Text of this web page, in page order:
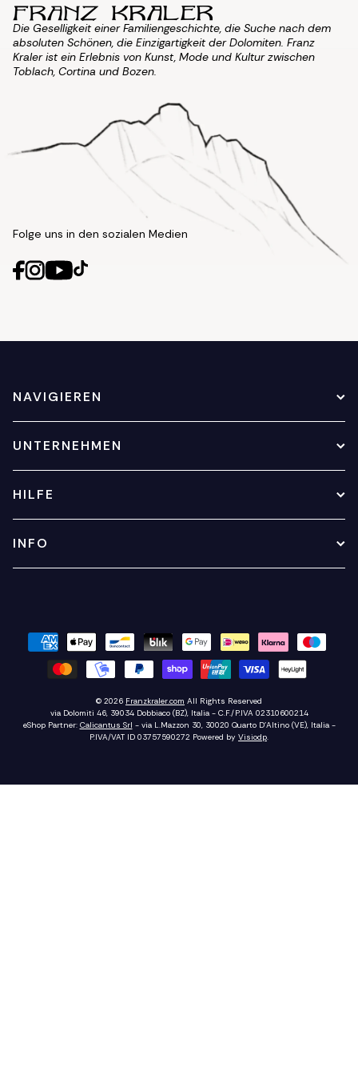
Die Geselligkeit einer Familiengeschichte, die Suche nach dem
absoluten Schönen, die Einzigartigkeit der Dolomiten. Franz
Kraler ist ein Erlebnis von Kunst, Mode und Kultur zwischen
Toblach, Cortina und Bozen.
Folge uns in den sozialen Medien
NAVIGIEREN
UNTERNEHMEN
HILFE
INFO
© 2026 Franzkraler.com All Rights Reserved
via Dolomiti 46, 39034 Dobbiaco (BZ), Italia - C.F./P.IVA 02310600214
eShop Partner: Calicantus Srl - via L.Mazzon 30, 30020 Quarto D'Altino (VE), Italia -
P.IVA/VAT ID 03757590272 Powered by Visiodp.